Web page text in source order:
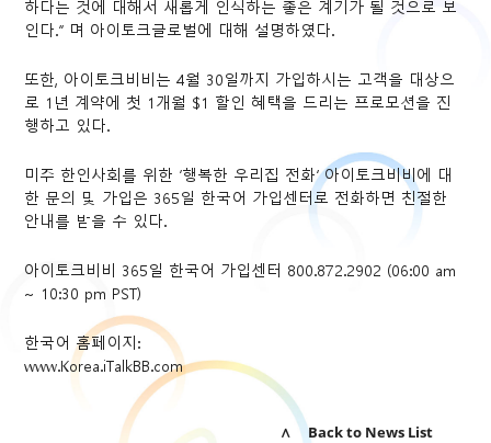
하다는 것에 대해서 새롭게 인식하는 좋은 계기가 될 것으로 보
인다.” 며 아이토크글로벌에 대해 설명하였다.
또한, 아이토크비비는 4월 30일까지 가입하시는 고객을 대상으
로 1년 계약에 첫 1개월 $1 할인 혜택을 드리는 프로모션을 진
행하고 있다.
미주 한인사회를 위한 ‘행복한 우리집 전화’ 아이토크비비에 대
한 문의 및 가입은 365일 한국어 가입센터로 전화하면 친절한
안내를 받을 수 있다.
아이토크비비 365일 한국어 가입센터 800.872.2902 (06:00 am
~ 10:30 pm PST)
한국어 홈페이지:
www.Korea.iTalkBB.com
∧ Back to News List